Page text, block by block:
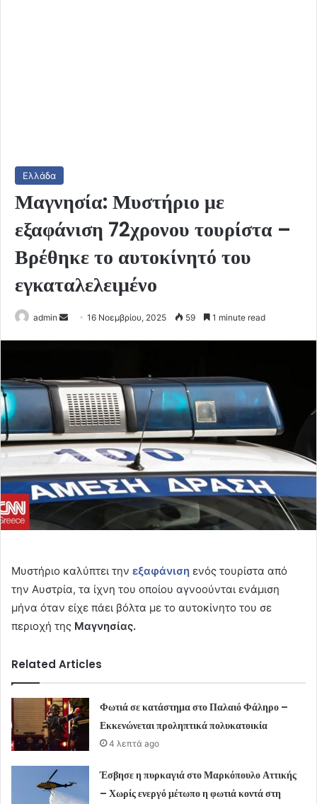
Ελλάδα
Μαγνησία: Μυστήριο με
εξαφάνιση 72χρονου τουρίστα –
Βρέθηκε το αυτοκίνητό του
εγκαταλελειμένο
admin
Send16 Νοεμβρίου, 2025 59 1 minute read
Μυστήριο καλύπτει την εξαφάνιση ενός τουρίστα από
την Αυστρία, τα ίχνη του οποίου αγνοούνται ενάμιση
μήνα όταν είχε πάει βόλτα με το αυτοκίνητο του σε
περιοχή της Μαγνησίας.
Related Articles
Φωτιά σε κατάστημα στο Παλαιό Φάληρο –
Εκκενώνεται προληπτικά πολυκατοικία
4 λεπτά ago
Έσβησε η πυρκαγιά στο Μαρκόπουλο Αττικής
– Χωρίς ενεργό μέτωπο η φωτιά κοντά στη